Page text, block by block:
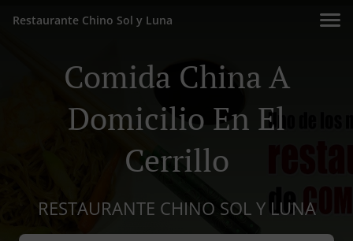
Restaurante Chino Sol y Luna
Comida China A
Domicilio En El
Cerrillo
RESTAURANTE CHINO SOL Y LUNA